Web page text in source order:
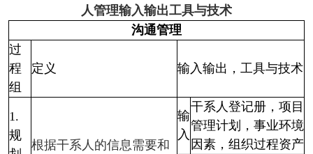
人管理输入输出工具与技术
沟通管理
过
程
组
定义 输入输出，工具与技术
1.
规
根据干系人的信息需要和
输
入
干系人登记册，项目
管理计划，事业环境
因素，组织过程资产